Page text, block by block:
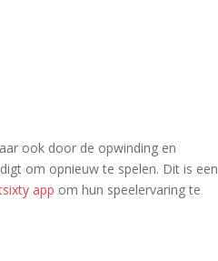
ook door de opwinding en
om opnieuw te spelen. Dit is een
app om hun speelervaring te